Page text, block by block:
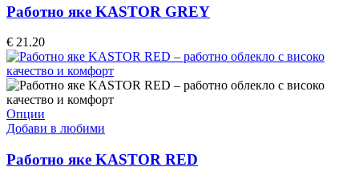
multiple
variants.
The
options
may
be
chosen
the
product
Работно яке KASTOR GREY
€ 21.20
Опции
product
multiple
variants.
Добави в любими
Работно яке KASTOR RED